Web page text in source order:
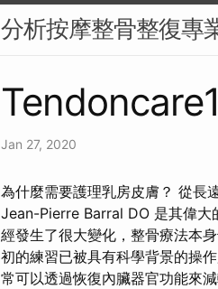
分析按摩整骨整復專
Jan 27, 2020
為什麼需要護理乳房皮膚？ 從長
Jean-Pierre Barral DO 是其偉大
經發生了很大變化，整骨療法本
初的練習已被具有科學背景的操
常可以透過恢復內臟器官功能來